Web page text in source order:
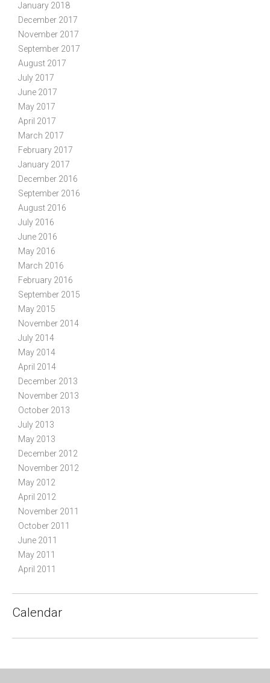
January 2018
December 2017
November 2017
September 2017
August 2017
July 2017
June 2017
May 2017
April 2017
March 2017
February 2017
January 2017
December 2016
September 2016
August 2016
July 2016
June 2016
May 2016
March 2016
February 2016
September 2015
May 2015
November 2014
July 2014
May 2014
April 2014
December 2013
November 2013
October 2013
July 2013
May 2013
December 2012
November 2012
May 2012
April 2012
November 2011
October 2011
June 2011
May 2011
April 2011
Calendar